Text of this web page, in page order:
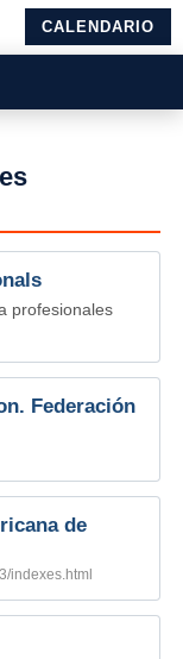
CALENDARIO
profesionales
Federación
de
indexes.html